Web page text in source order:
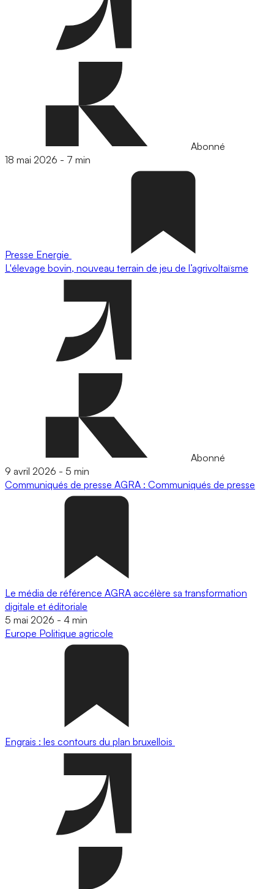
Abonné
18 mai 2026 - 7 min
Presse Energie
L'élevage bovin, nouveau terrain de jeu de l’agrivoltaïsme
Abonné
9 avril 2026 - 5 min
Communiqués de presse AGRA : Communiqués de presse
Le média de référence AGRA accélère sa transformation
digitale et éditoriale
5 mai 2026 - 4 min
Europe Politique agricole
Engrais : les contours du plan bruxellois